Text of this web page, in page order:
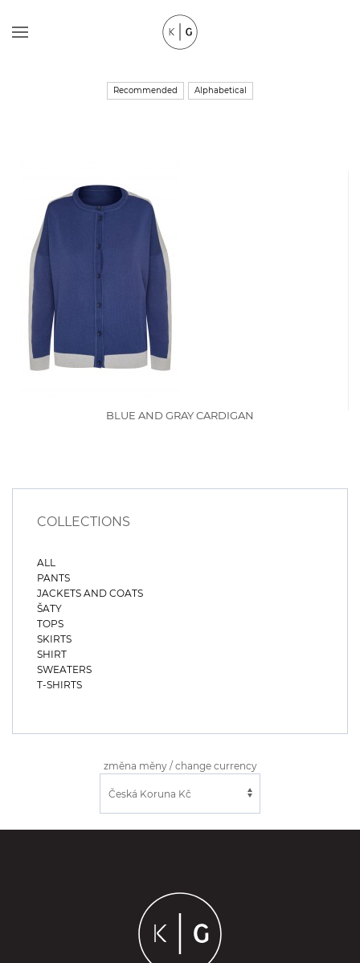
Recommended Alphabetical
BLUE AND GRAY CARDIGAN
COLLECTIONS
ALL
PANTS
JACKETS AND COATS
ŠATY
TOPS
SKIRTS
SHIRT
SWEATERS
T-SHIRTS
změna měny / change currency